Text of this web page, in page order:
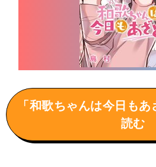
「和歌ちゃんは今日も
読む